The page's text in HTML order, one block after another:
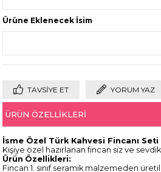
Ürüne Eklenecek İsim
TAVSIYE ET YORUM YAZ
ÜRÜN ÖZELLIKLERI
İsme Özel Türk Kahvesi Fincanı Seti
Kişiye özel hazırlanan fincan siz ve
Ürün Özellikleri:
Fincan 1. sınıf seramik malzemeden